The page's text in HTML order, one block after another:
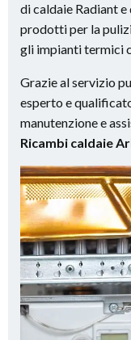
di caldaie Radiant
prodotti per la
gli impianti termici
Grazie al servizio
esperto e
manutenzione e
Ricambi caldaie